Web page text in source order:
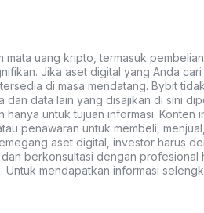
mata uang kripto, termasuk
Jika aset digital yang Anda
di masa mendatang. Bybit
dan data lain yang disajikan di sini
hanya untuk tujuan informasi. Konten
penawaran untuk membeli,
aset digital, investor harus
berkonsultasi dengan profesional
Untuk mendapatkan informasi